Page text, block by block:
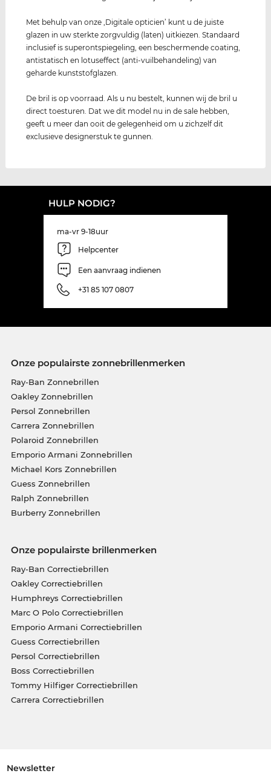
Met behulp van onze ‚Digitale opticien’ kunt u de juiste
glazen in uw sterkte zorgvuldig (laten) uitkiezen. Standaard
inclusief is superontspiegeling, een beschermende coating,
antistatisch en lotuseffect (anti-vuilbehandeling) van
geharde kunststofglazen.
De bril is op voorraad. Als u nu bestelt, kunnen wij de bril u
direct toesturen. Dat we dit model nu in de sale hebben,
geeft u meer dan ooit de gelegenheid om u zichzelf dit
exclusieve designerstuk te gunnen.
HULP NODIG?
ma-vr 9-18uur
Helpcenter
Een aanvraag indienen
+31 85 107 0807
Onze populairste zonnebrillenmerken
Ray-Ban Zonnebrillen
Oakley Zonnebrillen
Persol Zonnebrillen
Carrera Zonnebrillen
Polaroid Zonnebrillen
Emporio Armani Zonnebrillen
Michael Kors Zonnebrillen
Guess Zonnebrillen
Ralph Zonnebrillen
Burberry Zonnebrillen
Onze populairste brillenmerken
Ray-Ban Correctiebrillen
Oakley Correctiebrillen
Humphreys Correctiebrillen
Marc O Polo Correctiebrillen
Emporio Armani Correctiebrillen
Guess Correctiebrillen
Persol Correctiebrillen
Boss Correctiebrillen
Tommy Hilfiger Correctiebrillen
Carrera Correctiebrillen
Newsletter